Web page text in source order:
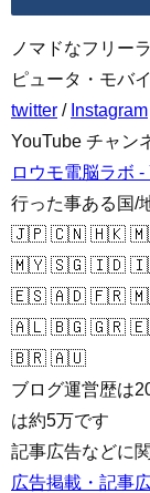
ノマドなフリー
ピュータ・モバ
twitter / Instagram
YouTube チャン
ロウモ電脳ラボ -
行った事ある国/
🇯🇵 🇨🇳 🇭🇰
🇲🇾 🇸🇬 🇮🇩
🇪🇸 🇦🇩 🇫🇷
🇦🇱 🇧🇬 🇬🇷
🇧🇷 🇦🇺
ブログ運営歴は
は約5万です
記事広告などに
広告掲載・記事